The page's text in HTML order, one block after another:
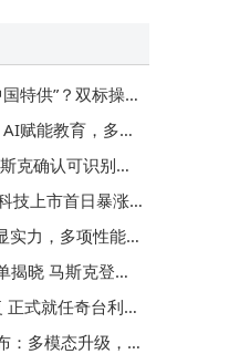
双标操作引发信任危机
型助力孩子高效学习成长
手势 提升人车交互新体验
涨，市值突破370亿港元
能指标力压苹果M5芯片
仁勋等科技巨擘入围前十
丰村镇银行董事长一职
项评测成绩超越顶尖模型